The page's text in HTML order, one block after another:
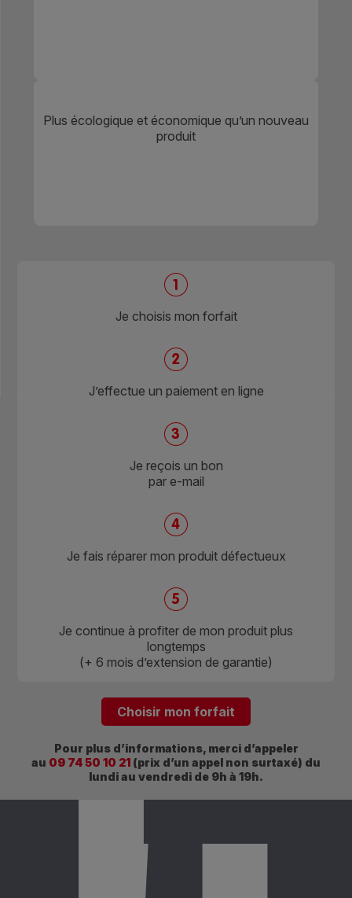
Plus écologique et économique qu’un nouveau
produit
Je choisis mon forfait
J’effectue un paiement en ligne
Je reçois un bon
par e-mail
Je fais réparer mon produit défectueux
Je continue à profiter de mon produit plus
longtemps
(+ 6 mois d’extension de garantie)
Choisir mon forfait
Pour plus d’informations, merci d’appeler
au 09 74 50 10 21 (prix d’un appel non surtaxé) du
lundi au vendredi de 9h à 19h.